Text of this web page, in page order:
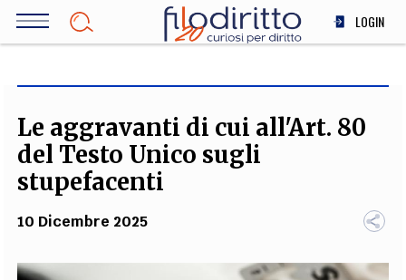
Salta
LOGIN
SOCIETÀ
MEDICINA
Le aggravanti di cui all'Art. 80
del Testo Unico sugli
stupefacenti
10 Dicembre 2025